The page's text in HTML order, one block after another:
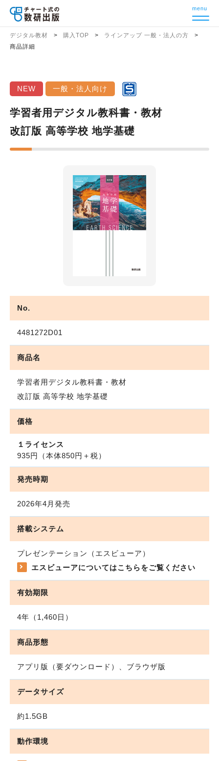
menu
デジタル教材 購入TOP
ラインアップ 一般・法人の方
商品詳細
NEW 一般・法人向け
学習者用デジタル教科書・教材
改訂版 高等学校 地学基礎
No.
4481272D01
商品名
学習者用デジタル教科書・教材
改訂版 高等学校 地学基礎
価格
１ライセンス
935円
（本体850円＋税）
発売時期
2026年4月発売
搭載システム
プレゼンテーション（エスビューア）
エスビューアについてはこちらをご覧ください
有効期限
4年（1,460日）
商品形態
アプリ版（要ダウンロード）、ブラウザ版
データサイズ
約1.5GB
動作環境